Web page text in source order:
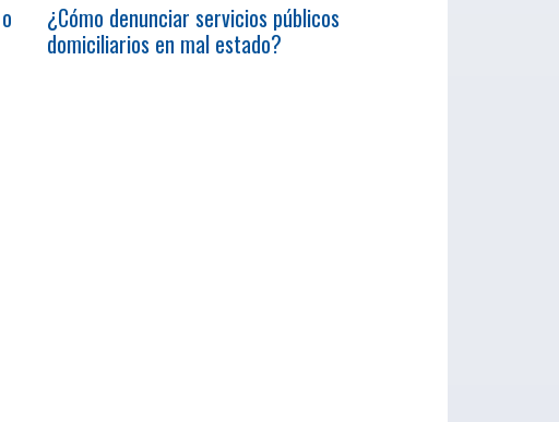
¿Cómo denunciar servicios públicos
domiciliarios en mal estado?